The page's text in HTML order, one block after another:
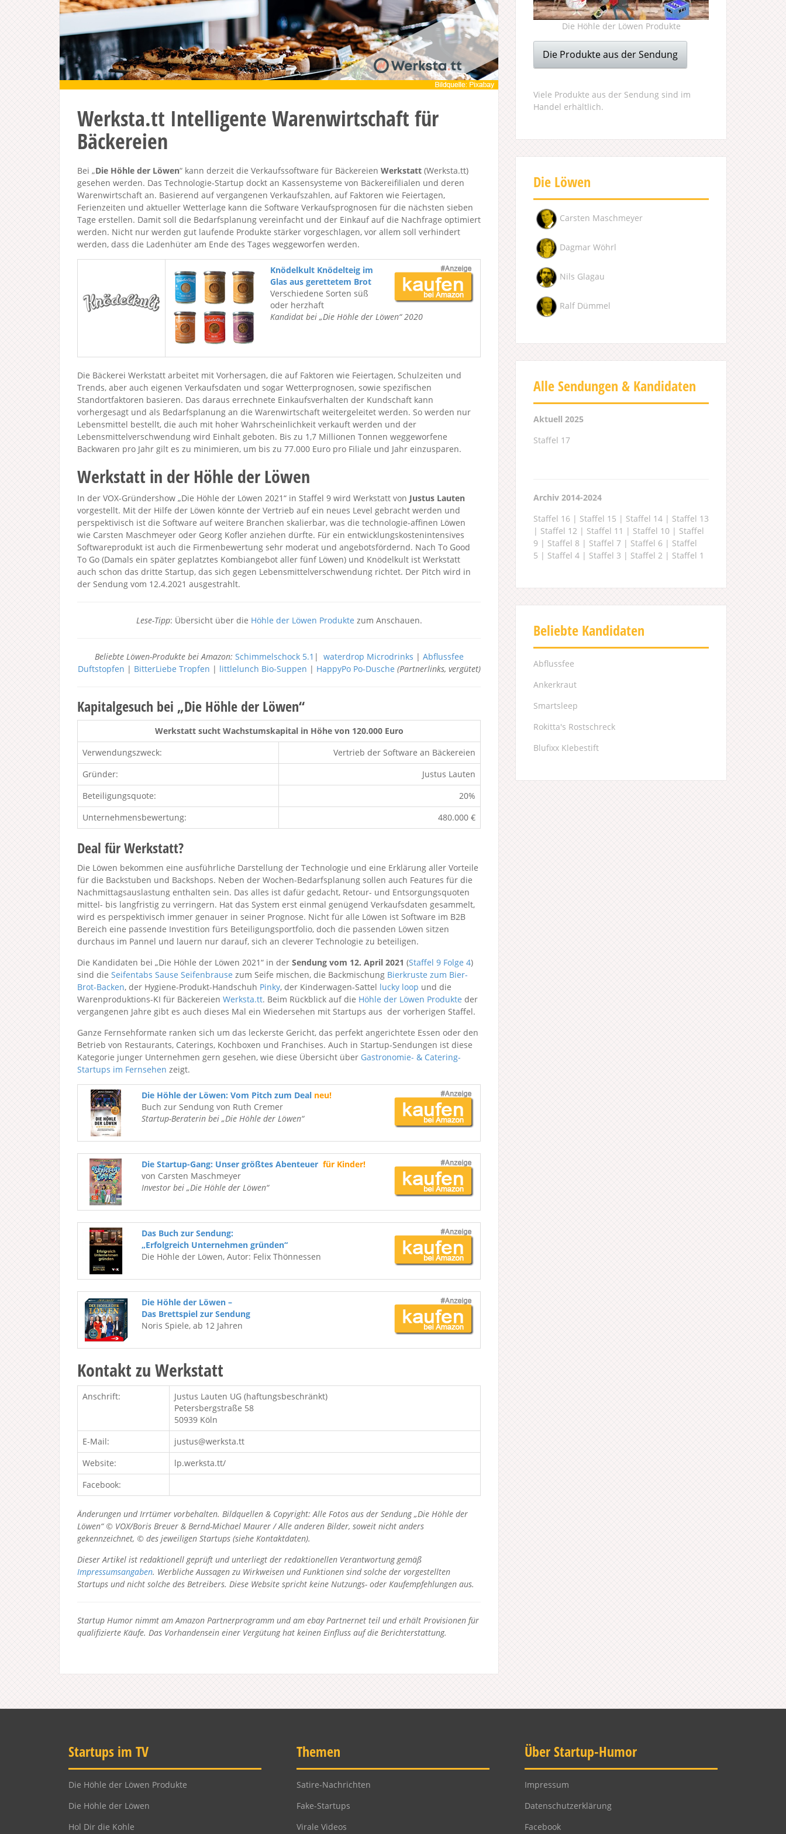
Werksta.tt Intelligente Warenwirtschaft für
Bäckereien
Bei „Die Höhle der Löwen“ kann derzeit die Verkaufssoftware für Bäckereien Werkstatt (Werksta.tt)
gesehen werden. Das Technologie-Startup dockt an Kassensysteme von Bäckereifilialen und deren
Warenwirtschaft an. Basierend auf vergangenen Verkaufszahlen, auf Faktoren wie Feiertagen,
Ferienzeiten und aktueller Wetterlage kann die Software Verkaufsprognosen für die nächsten sieben
Tage erstellen. Damit soll die Bedarfsplanung vereinfacht und der Einkauf auf die Nachfrage optimiert
werden. Nicht nur werden gut laufende Produkte stärker vorgeschlagen, vor allem soll verhindert
werden, dass die Ladenhüter am Ende des Tages weggeworfen werden.
Knödelkult Knödelteig im
Glas aus gerettetem Brot
Verschiedene Sorten süß
oder herzhaft
Kandidat bei „Die Höhle der Löwen“ 2020
Die Bäckerei Werkstatt arbeitet mit Vorhersagen, die auf Faktoren wie Feiertagen, Schulzeiten und
Trends, aber auch eigenen Verkaufsdaten und sogar Wetterprognosen, sowie spezifischen
Standortfaktoren basieren. Das daraus errechnete Einkaufsverhalten der Kundschaft kann
vorhergesagt und als Bedarfsplanung an die Warenwirtschaft weitergeleitet werden. So werden nur
Lebensmittel bestellt, die auch mit hoher Wahrscheinlichkeit verkauft werden und der
Lebensmittelverschwendung wird Einhalt geboten. Bis zu 1,7 Millionen Tonnen weggeworfene
Backwaren pro Jahr gilt es zu minimieren, um bis zu 77.000 Euro pro Filiale und Jahr einzusparen.
Werkstatt in der Höhle der Löwen
In der VOX-Gründershow „Die Höhle der Löwen 2021“ in Staffel 9 wird Werkstatt von Justus Lauten
vorgestellt. Mit der Hilfe der Löwen könnte der Vertrieb auf ein neues Level gebracht werden und
perspektivisch ist die Software auf weitere Branchen skalierbar, was die technologie-affinen Löwen
wie Carsten Maschmeyer oder Georg Kofler anziehen dürfte. Für ein entwicklungskostenintensives
Softwareprodukt ist auch die Firmenbewertung sehr moderat und angebotsfördernd. Nach To Good
To Go (Damals ein später geplatztes Kombiangebot aller fünf Löwen) und Knödelkult ist Werkstatt
auch schon das dritte Startup, das sich gegen Lebensmittelverschwendung richtet. Der Pitch wird in
der Sendung vom 12.4.2021 ausgestrahlt.
Lese-Tipp: Übersicht über die Höhle der Löwen Produkte zum Anschauen.
Beliebte Löwen-Produkte bei Amazon: Schimmelschock 5.1 | waterdrop Microdrinks | Abflussfee
Duftstopfen | BitterLiebe Tropfen | littlelunch Bio-Suppen | HappyPo Po-Dusche (Partnerlinks, vergütet)
Kapitalgesuch bei „Die Höhle der Löwen“
Werkstatt sucht Wachstumskapital in Höhe von 120.000 Euro
Verwendungszweck:
Vertrieb der Software an Bäckereien
Gründer:
Justus Lauten
Beteiligungsquote:
20%
Unternehmensbewertung:
480.000 €
Deal für Werkstatt?
Die Löwen bekommen eine ausführliche Darstellung der Technologie und eine Erklärung aller Vorteile
für die Backstuben und Backshops. Neben der Wochen-Bedarfsplanung sollen auch Features für die
Nachmittagsauslastung enthalten sein. Das alles ist dafür gedacht, Retour- und Entsorgungsquoten
mittel- bis langfristig zu verringern. Hat das System erst einmal genügend Verkaufsdaten gesammelt,
wird es perspektivisch immer genauer in seiner Prognose. Nicht für alle Löwen ist Software im B2B
Bereich eine passende Investition fürs Beteiligungsportfolio, doch die passenden Löwen sitzen
durchaus im Pannel und lauern nur darauf, sich an cleverer Technologie zu beteiligen.
Die Kandidaten bei „Die Höhle der Löwen 2021“ in der Sendung vom 12. April 2021 (Staffel 9 Folge 4)
sind die Seifentabs Sause Seifenbrause zum Seife mischen, die Backmischung Bierkruste zum Bier-
Brot-Backen, der Hygiene-Produkt-Handschuh Pinky, der Kinderwagen-Sattel lucky loop und die
Warenproduktions-KI für Bäckereien Werksta.tt. Beim Rückblick auf die Höhle der Löwen Produkte der
vergangenen Jahre gibt es auch dieses Mal ein Wiedersehen mit Startups aus der vorherigen Staffel.
Ganze Fernsehformate ranken sich um das leckerste Gericht, das perfekt angerichtete Essen oder den
Betrieb von Restaurants, Caterings, Kochboxen und Franchises. Auch in Startup-Sendungen ist diese
Kategorie junger Unternehmen gern gesehen, wie diese Übersicht über Gastronomie- & Catering-
Startups im Fernsehen zeigt.
Die Höhle der Löwen: Vom Pitch zum Deal neu!
Buch zur Sendung von Ruth Cremer
Startup-Beraterin bei „Die Höhle der Löwen“
Die Startup-Gang: Unser größtes Abenteuer für Kinder!
von Carsten Maschmeyer
Investor bei „Die Höhle der Löwen“
Das Buch zur Sendung:
„Erfolgreich Unternehmen gründen“
Die Höhle der Löwen, Autor: Felix Thönnessen
Die Höhle der Löwen –
Das Brettspiel zur Sendung
Noris Spiele, ab 12 Jahren
Kontakt zu Werkstatt
Anschrift:
Justus Lauten UG (haftungsbeschränkt)
Petersbergstraße 58
50939 Köln
E-Mail:
justus@werksta.tt
Website:
lp.werksta.tt/
Facebook:
Änderungen und Irrtümer vorbehalten. Bildquellen & Copyright: Alle Fotos aus der Sendung „Die Höhle der
Löwen“ © VOX/Boris Breuer & Bernd-Michael Maurer / Alle anderen Bilder, soweit nicht anders
gekennzeichnet, © des jeweiligen Startups (siehe Kontaktdaten).
Dieser Artikel ist redaktionell geprüft und unterliegt der redaktionellen Verantwortung gemäß
Impressumsangaben. Werbliche Aussagen zu Wirkweisen und Funktionen sind solche der vorgestellten
Startups und nicht solche des Betreibers. Diese Website spricht keine Nutzungs- oder Kaufempfehlungen aus.
Startup Humor nimmt am Amazon Partnerprogramm und am ebay Partnernet teil und erhält Provisionen für
qualifizierte Käufe. Das Vorhandensein einer Vergütung hat keinen Einfluss auf die Berichterstattung.
Die Höhle der Löwen Produkte
Die Produkte aus der Sendung
Viele Produkte aus der Sendung sind im
Handel erhältlich.
Die Löwen
Carsten Maschmeyer
Dagmar Wöhrl
Nils Glagau
Ralf Dümmel
Alle Sendungen & Kandidaten
Aktuell 2025
Staffel 17
Archiv 2014-2024
Staffel 16 | Staffel 15 | Staffel 14 | Staffel 13
| Staffel 12 | Staffel 11 | Staffel 10 | Staffel
9 | Staffel 8 | Staffel 7 | Staffel 6 | Staffel
5 | Staffel 4 | Staffel 3 | Staffel 2 | Staffel 1
Beliebte Kandidaten
Abflussfee
Ankerkraut
Smartsleep
Rokitta's Rostschreck
Blufixx Klebestift
Startups im TV
Die Höhle der Löwen Produkte
Die Höhle der Löwen
Hol Dir die Kohle
Themen
Satire-Nachrichten
Fake-Startups
Virale Videos
Über Startup-Humor
Impressum
Datenschutzerklärung
Facebook